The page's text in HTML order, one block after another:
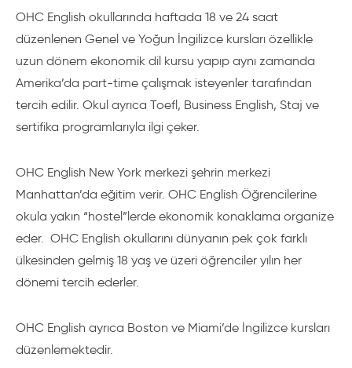
OHC English okullarında haftada 18 ve 24 saat
düzenlenen Genel ve Yoğun İngilizce kursları özellikle
uzun dönem ekonomik dil kursu yapıp aynı zamanda
Amerika’da part-time çalışmak isteyenler tarafından
tercih edilir. Okul ayrıca Toefl, Business English, Staj ve
sertifika programlarıyla ilgi çeker.
OHC English New York merkezi şehrin merkezi
Manhattan’da eğitim verir. OHC English Öğrencilerine
okula yakın “hostel”lerde ekonomik konaklama organize
eder. OHC English okullarını dünyanın pek çok farklı
ülkesinden gelmiş 18 yaş ve üzeri öğrenciler yılın her
dönemi tercih ederler.
OHC English ayrıca Boston ve Miami’de İngilizce kursları
düzenlemektedir.